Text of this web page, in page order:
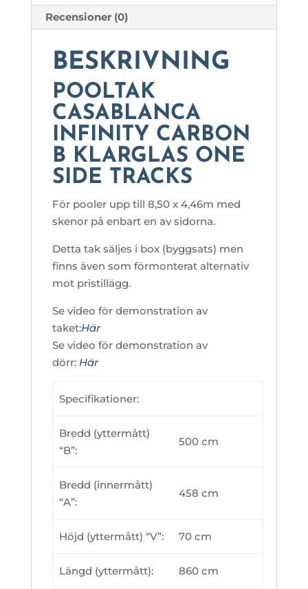
Recensioner (0)
BESKRIVNING
POOLTAK
CASABLANCA
INFINITY CARBON
B KLARGLAS ONE
SIDE TRACKS
För pooler upp till 8,50 x 4,46m med
skenor på enbart en av sidorna.
Detta tak säljes i box (byggsats) men
finns även som förmonterat alternativ
mot pristillägg.
Se video för demonstration av
taket:Här
Se video för demonstration av
dörr: Här
Specifikationer:
Bredd (yttermått)
“B”:
500 cm
Bredd (innermått)
“A”:
458 cm
Höjd (yttermått) “V”: 70 cm
Längd (yttermått): 860 cm